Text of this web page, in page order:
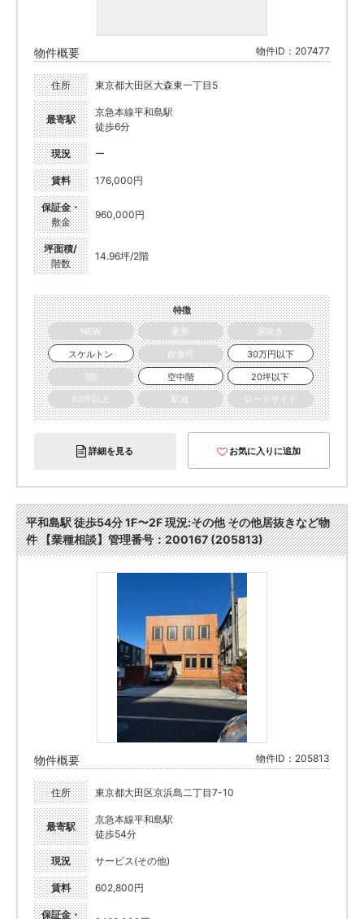
物件概要 物件ID：207477
住所 東京都大田区大森東一丁目5
最寄駅
京急本線平和島駅
徒歩6分
現況 ー
賃料 176,000円
保証金・
敷金
960,000円
坪面積/
階数
14.96坪/2階
特徴
NEW
更新
居抜き
スケルトン
飲食可
30万円以下
1階
空中階
20坪以下
50坪以上
駅近 ロードサイド
詳細を見る お気に入りに追加
平和島駅 徒歩54分 1F〜2F 現況:その他 その他居抜きなど物
件 【業種相談】管理番号：200167 (205813)
物件概要 物件ID：205813
住所 東京都大田区京浜島二丁目7-10
最寄駅
京急本線平和島駅
徒歩54分
現況 サービス(その他)
賃料 602,800円
保証金・